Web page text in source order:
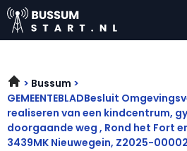
Bussum
GEMEENTEBLADBesluit
realiseren van een kindcentrum,
doorgaande weg , Rond het Fort
3439MK Nieuwegein, Z2025-